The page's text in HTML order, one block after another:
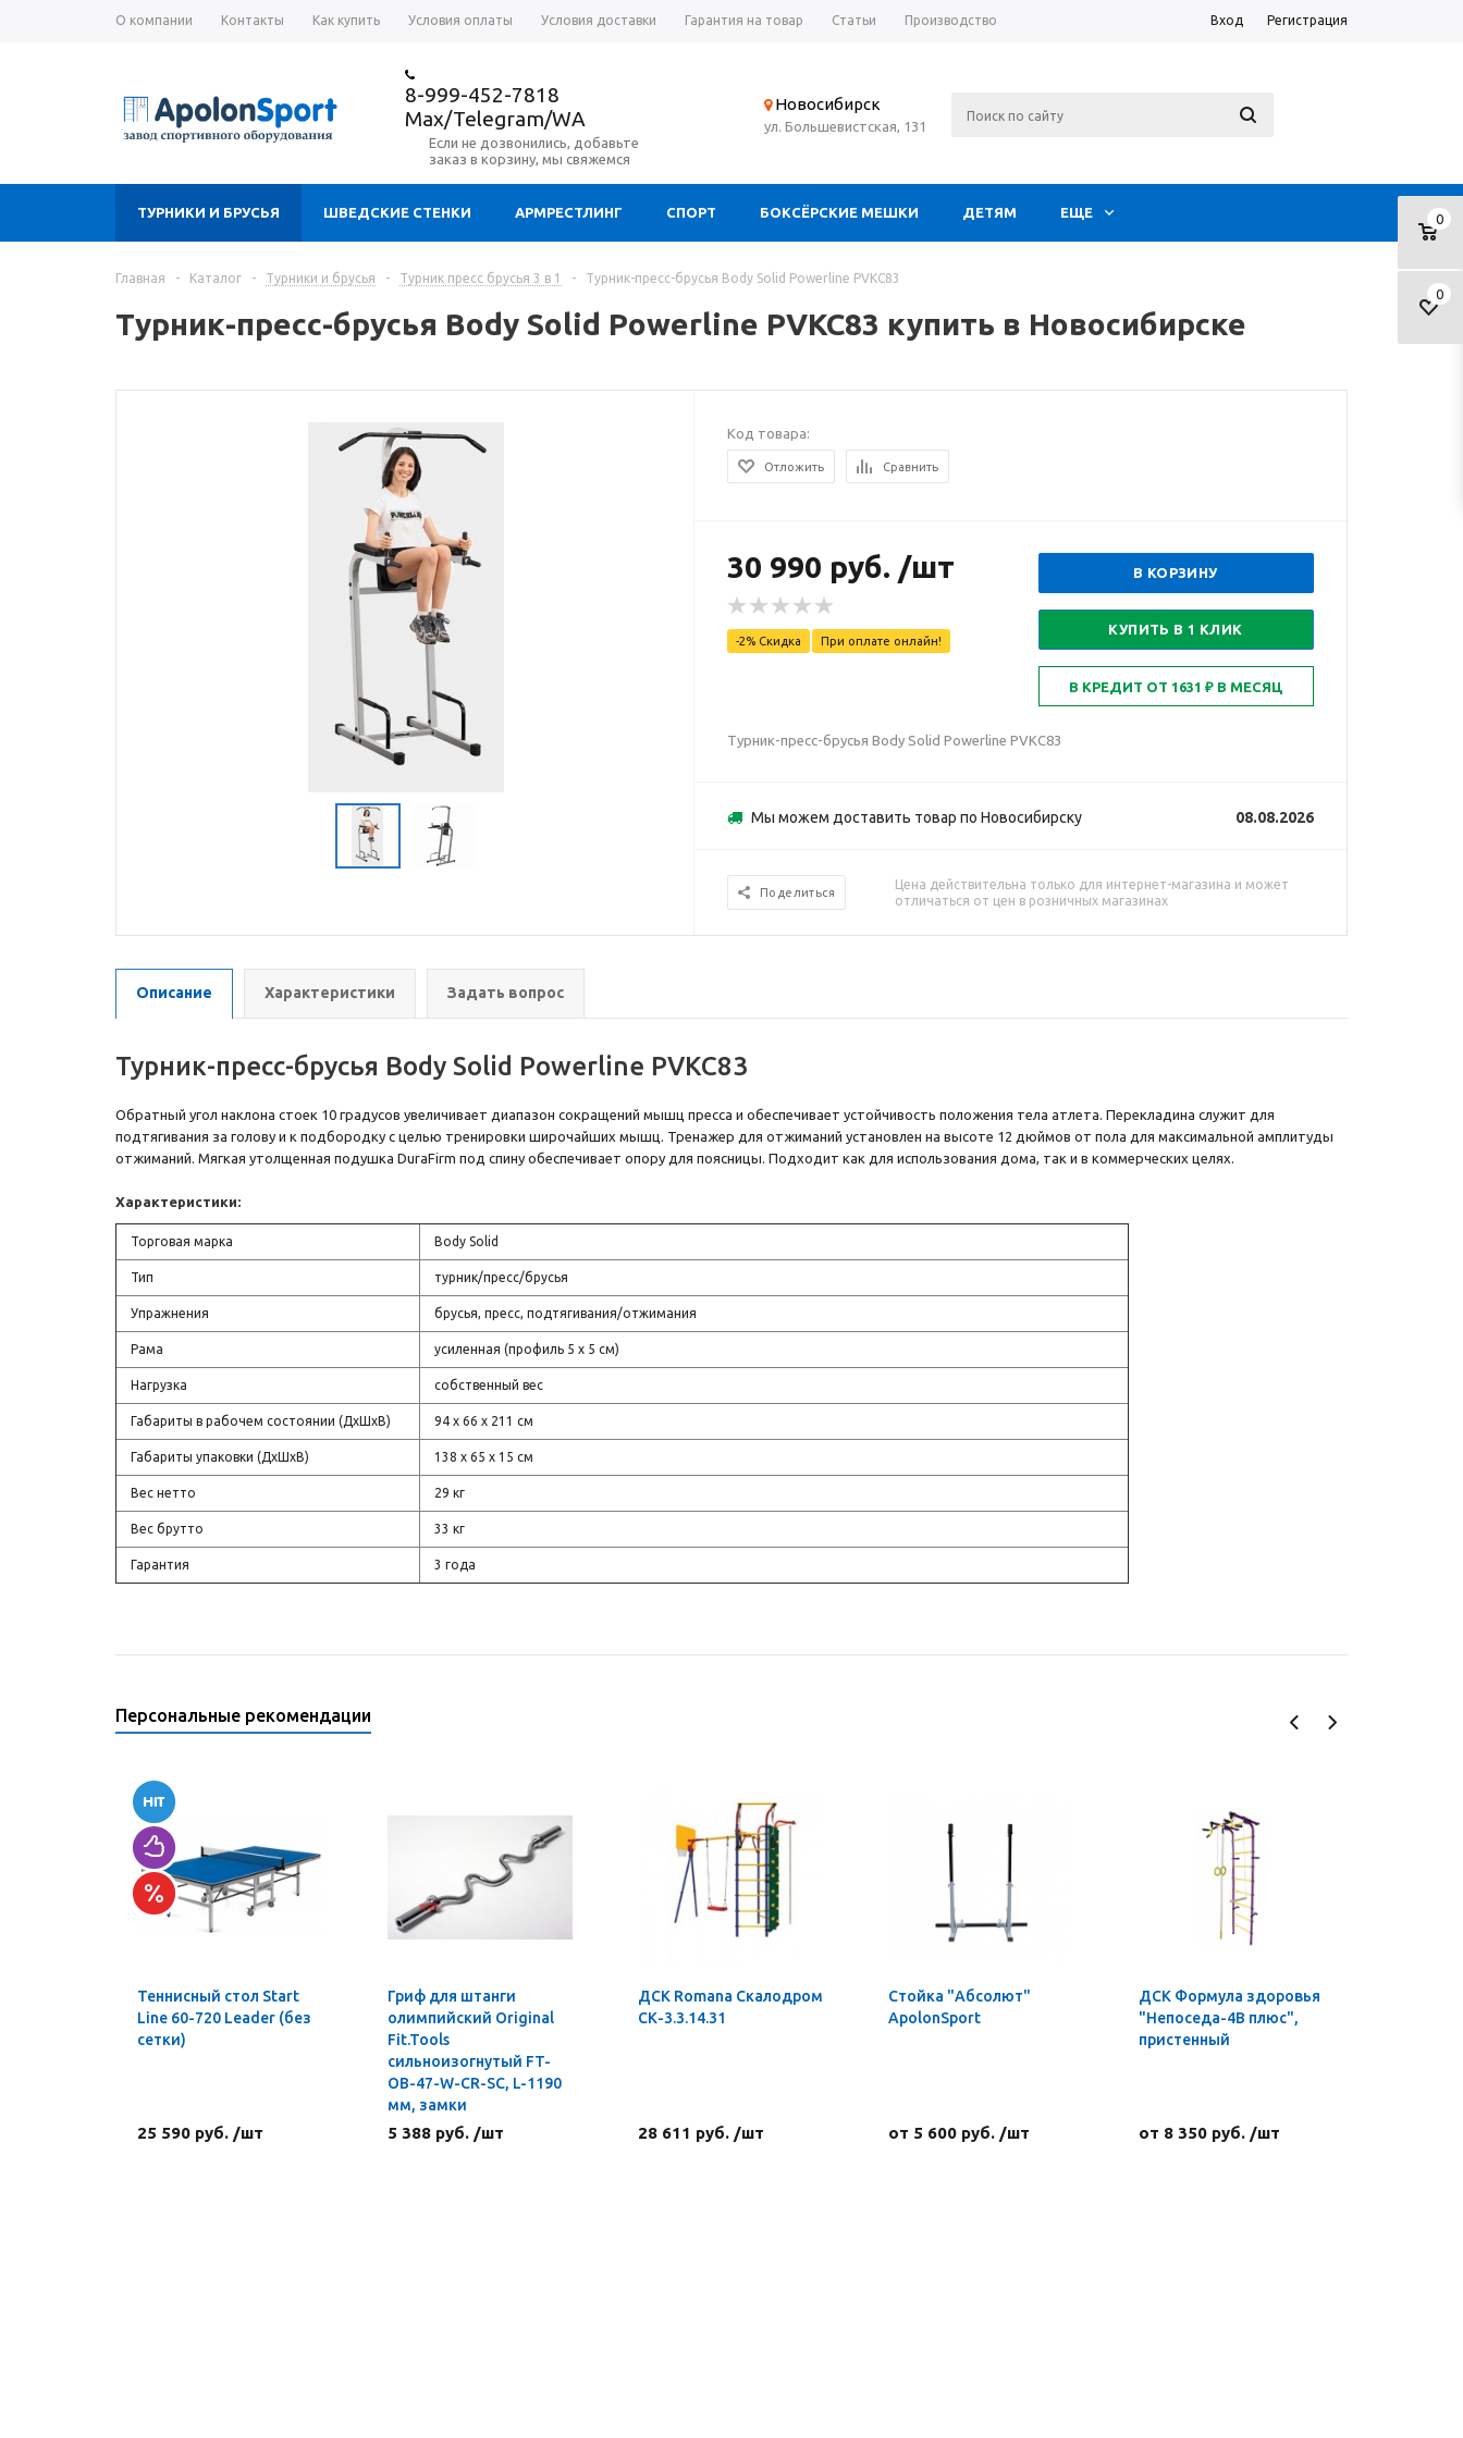
О компании Контакты Как купить Условия оплаты Условия доставки Гарантия на товар Статьи Производство Вход Регистрация
8-999-452-7818
Max/Telegram/WA
Если не дозвонились, добавьте
заказ в корзину, мы свяжемся
Новосибирск
ул. Большевистская, 131
0
0
ТУРНИКИ И БРУСЬЯ ШВЕДСКИЕ СТЕНКИ АРМРЕСТЛИНГ СПОРТ БОКСЁРСКИЕ МЕШКИ ДЕТЯМ ЕЩЕ
Главная - Каталог - Турники и брусья - Турник пресс брусья 3 в 1 - Турник-пресс-брусья Body Solid Powerline PVKC83
Турник-пресс-брусья Body Solid Powerline PVKC83 купить в Новосибирске
Код товара:
Отложить Сравнить
30 990 руб. /шт
-2% Скидка При оплате онлайн!
В КОРЗИНУ
КУПИТЬ В 1 КЛИК
Турник-пресс-брусья Body Solid Powerline PVKC83
Мы можем доставить товар по Новосибирску 08.08.2026
Поделиться
Цена действительна только для интернет-магазина и может
отличаться от цен в розничных магазинах
Описание Характеристики Задать вопрос
Турник-пресс-брусья Body Solid Powerline PVKC83
Обратный угол наклона стоек 10 градусов увеличивает диапазон сокращений мышц пресса и обеспечивает устойчивость положения тела атлета. Перекладина служит для
подтягивания за голову и к подбородку с целью тренировки широчайших мышц. Тренажер для отжиманий установлен на высоте 12 дюймов от пола для максимальной амплитуды
отжиманий. Мягкая утолщенная подушка DuraFirm под спину обеспечивает опору для поясницы. Подходит как для использования дома, так и в коммерческих целях.
Характеристики:
Торговая марка Body Solid
Тип турник/пресс/брусья
Упражнения брусья, пресс, подтягивания/отжимания
Рама усиленная (профиль 5 х 5 см)
Нагрузка собственный вес
Габариты в рабочем состоянии (ДхШхВ) 94 х 66 х 211 см
Габариты упаковки (ДхШхВ) 138 х 65 х 15 см
Вес нетто 29 кг
Вес брутто 33 кг
Гарантия 3 года
Персональные рекомендации
Теннисный стол Start
Line 60-720 Leader (без
сетки)
25 590 руб. /шт
Гриф для штанги
олимпийский Original
Fit.Tools
сильноизогнутый FT-
OB-47-W-CR-SC, L-1190
мм, замки
5 388 руб. /шт
ДСК Romana Скалодром
СК-3.3.14.31
28 611 руб. /шт
Стойка "Абсолют"
ApolonSport
от 5 600 руб. /шт
ДСК Формула здоровья
"Непоседа-4В плюс",
пристенный
от 8 350 руб. /шт